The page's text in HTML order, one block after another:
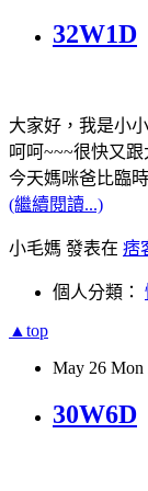
32W1D
大家好，我是小
呵呵~~~很快又
今天媽咪爸比臨
(繼續閱讀...)
小毛媽 發表在 痞
個人分類：
▲top
May 26 Mon
30W6D